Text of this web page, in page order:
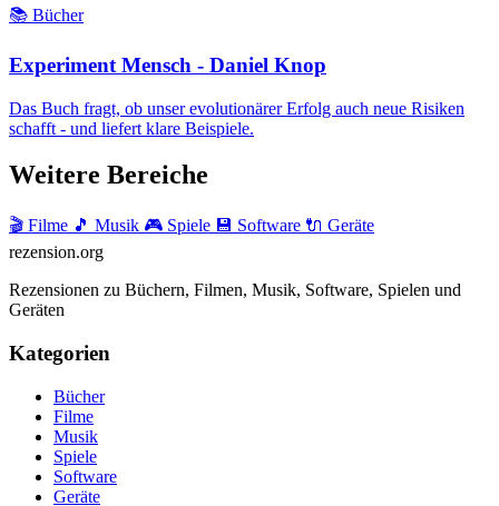
📚 Bücher
Experiment Mensch - Daniel Knop
Das Buch fragt, ob unser evolutionärer Erfolg auch neue Risiken
schafft - und liefert klare Beispiele.
Weitere Bereiche
🎬 Filme 🎵 Musik 🎮 Spiele 💾 Software 🔌 Geräte
rezension.org
Rezensionen zu Büchern, Filmen, Musik, Software, Spielen und
Geräten
Kategorien
Bücher
Filme
Musik
Spiele
Software
Geräte